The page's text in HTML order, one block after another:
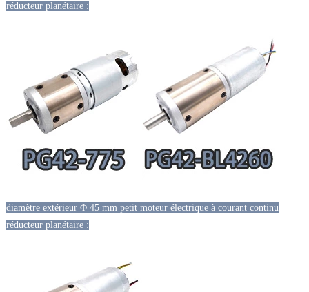
réducteur planétaire :
diamètre extérieur Φ 45 mm petit moteur électrique à courant continu
réducteur planétaire :